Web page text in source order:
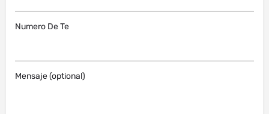
Numero De Te
Mensaje (optional)